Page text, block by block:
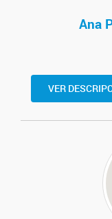
Ana
VER